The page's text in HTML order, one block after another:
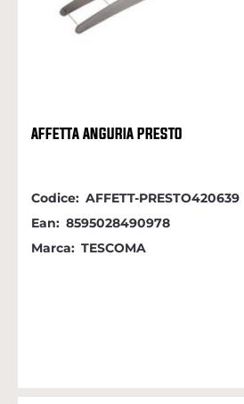
AFFETTA ANGURIA PRESTO
Codice: AFFETT-PRESTO420639
Ean: 8595028490978
Marca: TESCOMA